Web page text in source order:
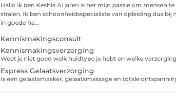
Hallo ik ben Keshia Al jaren is het mijn passie om mensen
stralen. Ik ben schoonheidsspecialiste van opleiding dus bij
in goede ha...
Kennismakingsconsult
Kennismakingsverzorging
Express Gelaatsverzorging